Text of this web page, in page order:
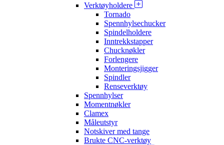
Verktøyholdere
Tornado
Spennhylsechucker
Spindelholdere
Inntrekkstapper
Chucknøkler
Forlengere
Monteringsjigger
Spindler
Renseverktøy
Spennhylser
Momentnøkler
Clamex
Måleutstyr
Notskiver med tange
Brukte CNC-verktøy